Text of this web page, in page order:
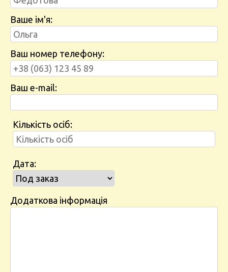
Ваше ім'я:
Ваш номер телефону:
Ваш e-mail:
Кількість осіб:
Дата:
Додаткова інформація